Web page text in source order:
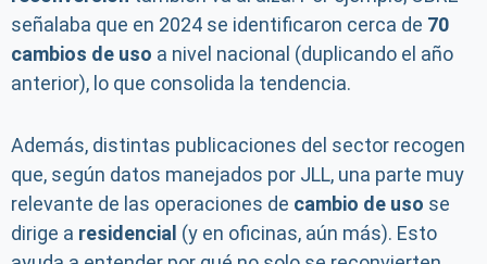
señalaba que en 2024 se identificaron cerca de 70
cambios de uso a nivel nacional (duplicando el año
anterior), lo que consolida la tendencia.
Además, distintas publicaciones del sector recogen
que, según datos manejados por JLL, una parte muy
relevante de las operaciones de cambio de uso se
dirige a residencial (y en oficinas, aún más). Esto